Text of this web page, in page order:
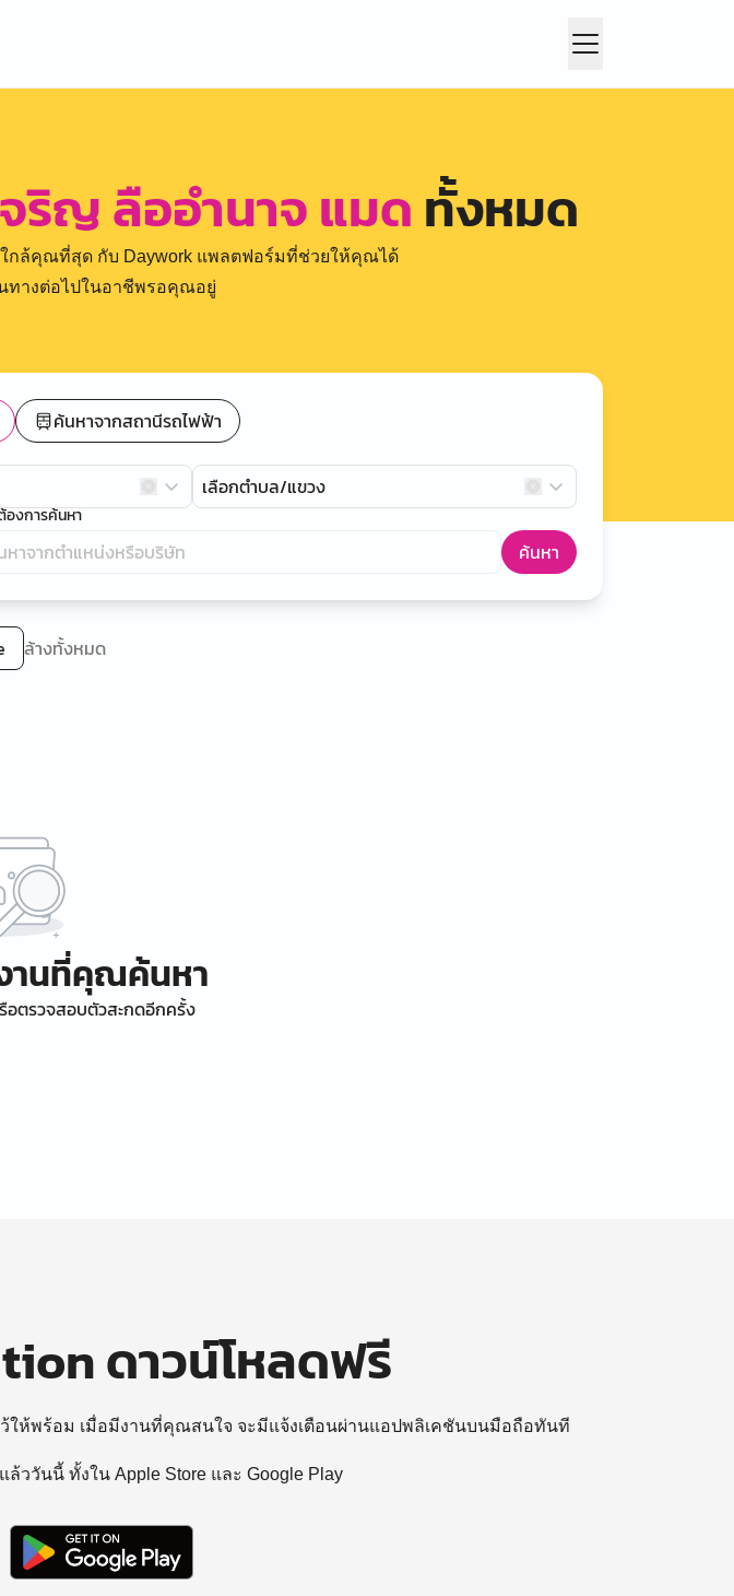
ริญ ลืออำนาจ แมด ทั้งหมด
ล้คุณที่สุด กับ Daywork แพลตฟอร์มที่ช่วยให้คุณได้
นทางต่อไปในอาชีพรอคุณอยู่
ค้นหาจากสถานีรถไฟฟ้า
เลือกตำบล/แขวง
องการค้นหา
ค้นหา
ล้างทั้งหมด
านที่คุณค้นหา
อตรวจสอบตัวสะกดอีกครั้ง
ดาวน์โหลดฟรี
ให้พร้อม เมื่อมีงานที่คุณสนใจ จะมีแจ้งเตือนผ่านแอปพลิเคชันบนมือถือทันที
ล้ววันนี้ ทั้งใน Apple Store และ Google Play